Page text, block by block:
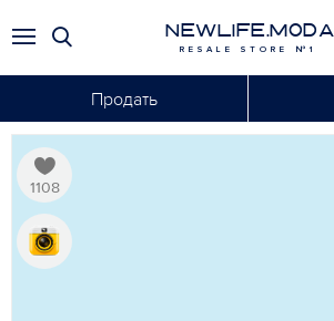
NEWLIFE.MODA
RESALE STORE №1
Продать
1108